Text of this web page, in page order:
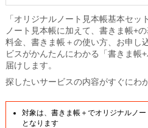
「オリジナルノート見本帳基本セ
ノート見本帳に加えて、書きま帳+
料金、書きま帳＋の使い方、お申し
ビスがかんたんにわかる「書きま帳
届けします。
探したいサービスの内容がすぐにわ
対象は、書きま帳＋でオリジナルノ
となります